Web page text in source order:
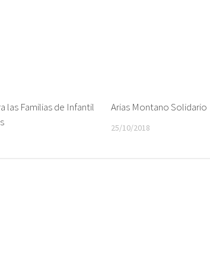
las Familias de Infantil
Arias Montano Solidario
25/10/2018